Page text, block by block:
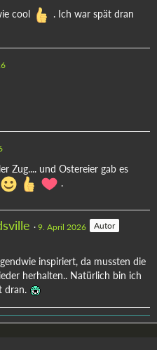
cool
. Ich war spät dran
Zug.... und Ostereier gab es
.
9. April 2026 Autor
inspiriert, da mussten die
herhalten.. Natürlich bin ich
dran.